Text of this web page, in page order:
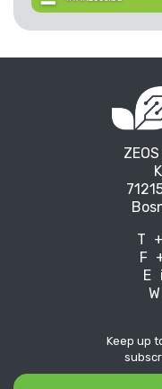
T
F
E
W
Keep up